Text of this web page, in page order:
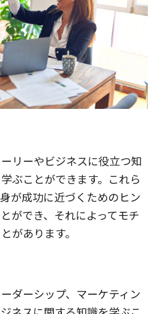
リーやビジネスに役立つ知
ぶことができます。これら
が成功に近づくためのヒン
ができ、それによってモチ
があります。
ダーシップ、マーケティン